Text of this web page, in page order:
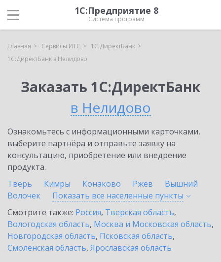
1С:Предприятие 8
Система программ
Главная Сервисы ИТС
1С:ДиректБанк
1С:ДиректБанк в Нелидово
Заказать 1С:ДиректБанк
в Нелидово
Ознакомьтесь с информационными карточками,
выберите партнёра и отправьте заявку на
консультацию, приобретение или внедрение
продукта.
Тверь
Кимры Конаково Ржев
Вышний
Волочек
Показать все населенные пункты
Смотрите также: Россия, Тверская область,
Вологодская область, Москва и Московская область,
Новгородская область, Псковская область,
Смоленская область, Ярославская область